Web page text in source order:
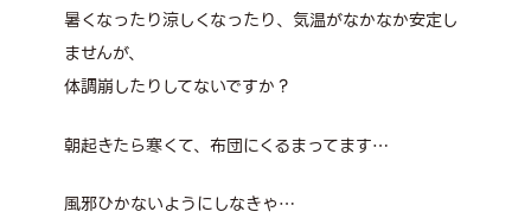
暑くなったり涼しくなったり、気温がなかなか安定し
ませんが、
体調崩したりしてないですか？
朝起きたら寒くて、布団にくるまってます…
風邪ひかないようにしなきゃ…